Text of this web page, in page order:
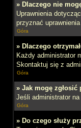
» Dlaczego nie
Uprawnienia
przyznać
Góra
» Dlaczego
Każdy administrator
Skontaktuj się z
Góra
» Jak mogę
Jeśli administrator
Góra
» Do czego służy